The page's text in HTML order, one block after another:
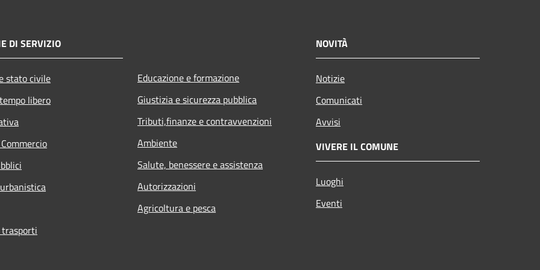
DI SERVIZIO
stato civile
libero
Educazione e formazione
Giustizia e sicurezza pubblica
Tributi,finanze e contravvenzioni
Ambiente
Salute, benessere e assistenza
Autorizzazioni
Agricoltura e pesca
NOVITÀ
Notizie
Comunicati
Avvisi
VIVERE IL COMUNE
Luoghi
Eventi